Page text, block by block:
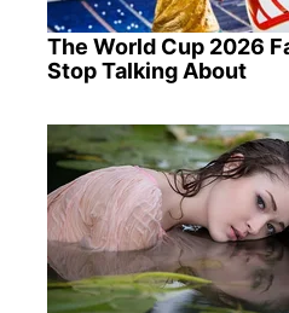
The World Cup 2026
Stop Talking About